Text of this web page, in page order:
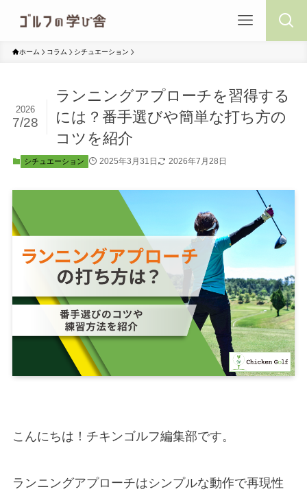
ホーム コラム シチュエーション
ランニングアプローチを習得する
には？番手選びや簡単な打ち方の
コツを紹介
2026
7/28
シチュエーション 2025年3月31日 2026年7月28日
こんにちは！チキンゴルフ編集部です。
ランニングアプローチはシンプルな動作で再現性